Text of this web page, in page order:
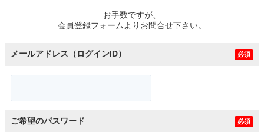
お手数ですが、
会員登録フォームよりお問合せ下さい。
メールアドレス（ログインID） 必須
ご希望のパスワード 必須